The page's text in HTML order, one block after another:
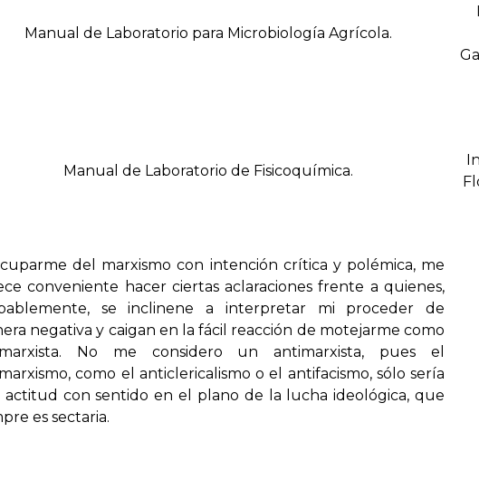
Manual de Laboratorio para Microbiología Agrícola.
Manual de Laboratorio de Fisicoquímica.
del marxismo con intención crítica y polémica, me
conveniente hacer ciertas aclaraciones frente a quienes,
se inclinene a interpretar mi proceder de
negativa y caigan en la fácil reacción de motejarme como
No me considero un antimarxista, pues el
como el anticlericalismo o el antifacismo, sólo sería
actitud con sentido en el plano de la lucha ideológica, que
es sectaria.